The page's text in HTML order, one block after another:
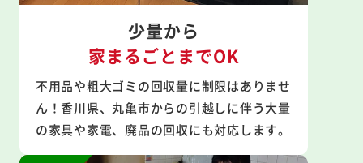
少量から
家まるごとまでOK
不用品や粗大ゴミの回収量に制限はありませ
ん！香川県、丸亀市からの引越しに伴う大量
の家具や家電、廃品の回収にも対応します。